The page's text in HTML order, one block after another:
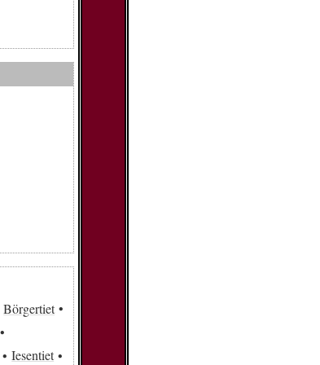
Börgertiet
Iesentiet